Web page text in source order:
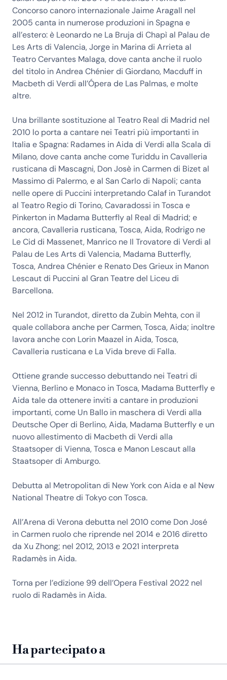
Concorso canoro internazionale Jaime Aragall nel
2005 canta in numerose produzioni in Spagna e
all’estero: è Leonardo ne La Bruja di Chapì al Palau de
Les Arts di Valencia, Jorge in Marina di Arrieta al
Teatro Cervantes Malaga, dove canta anche il ruolo
del titolo in Andrea Chénier di Giordano, Macduff in
Macbeth di Verdi all’Ópera de Las Palmas, e molte
altre.
Una brillante sostituzione al Teatro Real di Madrid nel
2010 lo porta a cantare nei Teatri più importanti in
Italia e Spagna: Radames in Aida di Verdi alla Scala di
Milano, dove canta anche come Turiddu in Cavalleria
rusticana di Mascagni, Don Josè in Carmen di Bizet al
Massimo di Palermo, e al San Carlo di Napoli; canta
nelle opere di Puccini interpretando Calaf in Turandot
al Teatro Regio di Torino, Cavaradossi in Tosca e
Pinkerton in Madama Butterfly al Real di Madrid; e
ancora, Cavalleria rusticana, Tosca, Aida, Rodrigo ne
Le Cid di Massenet, Manrico ne Il Trovatore di Verdi al
Palau de Les Arts di Valencia, Madama Butterfly,
Tosca, Andrea Chénier e Renato Des Grieux in Manon
Lescaut di Puccini al Gran Teatre del Liceu di
Barcellona.
Nel 2012 in Turandot, diretto da Zubin Mehta, con il
quale collabora anche per Carmen, Tosca, Aida; inoltre
lavora anche con Lorin Maazel in Aida, Tosca,
Cavalleria rusticana e La Vida breve di Falla.
Ottiene grande successo debuttando nei Teatri di
Vienna, Berlino e Monaco in Tosca, Madama Butterfly e
Aida tale da ottenere inviti a cantare in produzioni
importanti, come Un Ballo in maschera di Verdi alla
Deutsche Oper di Berlino, Aida, Madama Butterfly e un
nuovo allestimento di Macbeth di Verdi alla
Staatsoper di Vienna, Tosca e Manon Lescaut alla
Staatsoper di Amburgo.
Debutta al Metropolitan di New York con Aida e al New
National Theatre di Tokyo con Tosca.
All’Arena di Verona debutta nel 2010 come Don José
in Carmen ruolo che riprende nel 2014 e 2016 diretto
da Xu Zhong; nel 2012, 2013 e 2021 interpreta
Radamès in Aida.
Torna per l’edizione 99 dell’Opera Festival 2022 nel
ruolo di Radamès in Aida.
Ha partecipato a